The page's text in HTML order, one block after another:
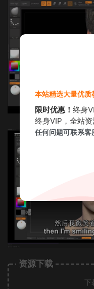
资源下载
本站精选大量优
限时优惠！ 终身
终身VIP，全站资
任何问题可联系